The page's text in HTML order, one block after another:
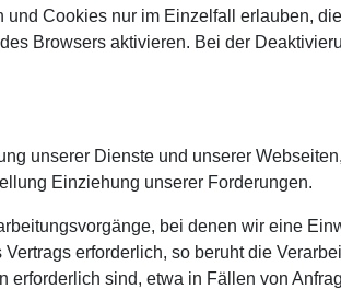
Cookies nur im Einzelfall erlauben,
Browsers aktivieren. Bei der
unserer Dienste und unserer
Einziehung unserer Forderungen.
bei denen wir eine
erforderlich, so beruht die
sind, etwa in Fällen von